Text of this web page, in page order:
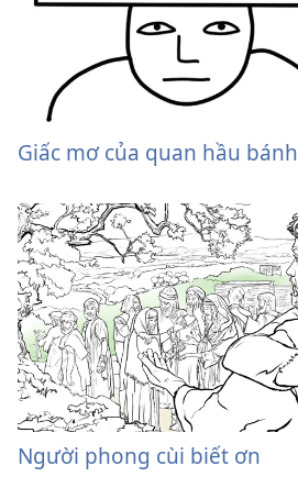
Giấc mơ của quan hầu bánh
Người phong cùi biết ơn